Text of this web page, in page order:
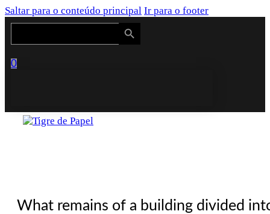
Saltar para o conteúdo principal Ir para o footer
Search
Search Button
0
What remains of a building divided